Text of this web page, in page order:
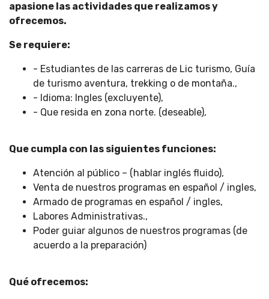
apasione las actividades que realizamos y
ofrecemos.
Se requiere:
- Estudiantes de las carreras de Lic turismo, Guía
de turismo aventura, trekking o de montaña.,
- Idioma: Ingles (excluyente),
- Que resida en zona norte. (deseable),
Que cumpla con las siguientes funciones:
Atención al público – (hablar inglés fluido),
Venta de nuestros programas en español / ingles,
Armado de programas en español / ingles,
Labores Administrativas.,
Poder guiar algunos de nuestros programas (de
acuerdo a la preparación)
Qué ofrecemos: